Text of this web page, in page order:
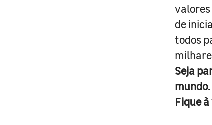
de
todos
Seja
Fique